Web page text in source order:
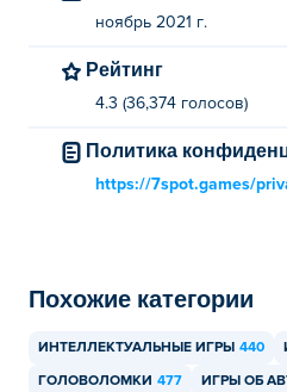
ноябрь 2021 г.
Рейтинг
4.3 (36,374 голосов)
Политика
https://7spot.games/
Похожие категории
ИНТЕЛЛЕКТУАЛЬНЫЕ ИГРЫ 440
ГОЛОВОЛОМКИ 477 ИГРЫ ОБ